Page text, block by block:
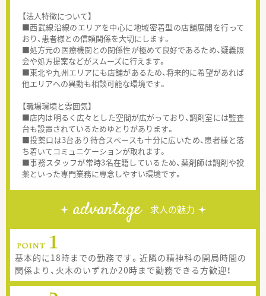
【法人特徴について】
■西武線沿線のエリアを中心に地域密着型の店舗展開を行って
おり、患者様との信頼関係を大切にします。
■処方元の医療機関との関係性が極めて良好であるため、疑義照
会や処方提案などがスムーズに行えます。
■東北や九州エリアにも店舗があるため、将来的に希望があれば
他エリアへの異動も相談可能な環境です。
【職場環境と雰囲気】
■店内は明るく広々とした空間が広がっており、調剤室には監査
台も設置されているためゆとりがあります。
■投薬口は3台あり待合スペースも十分に広いため、患者様と落
ち着いてコミュニケーションが取れます。
■事務スタッフが常時3名在籍しているため、薬剤師は調剤や投
薬といった専門業務に専念しやすい環境です。
advantage 求人の魅力
基本的に18時までの勤務です。近隣の精神科の開局時間の
関係より、火木のいずれか20時まで勤務できる方歓迎！